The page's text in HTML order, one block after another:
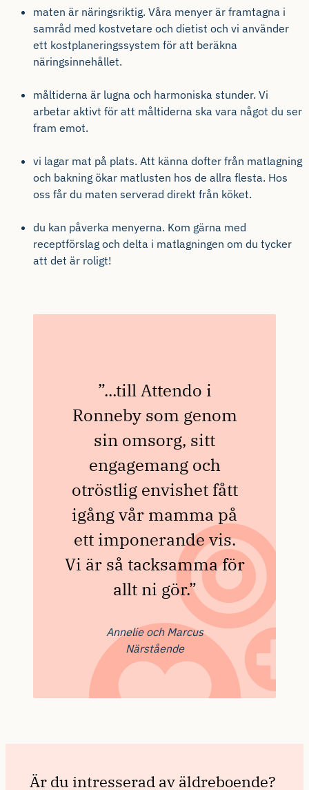
maten är näringsriktig. Våra menyer är framtagna i
samråd med kostvetare och dietist och vi använder
ett kostplaneringssystem för att beräkna
näringsinnehållet.
måltiderna är lugna och harmoniska stunder. Vi
arbetar aktivt för att måltiderna ska vara något du ser
fram emot.
vi lagar mat på plats. Att känna dofter från matlagning
och bakning ökar matlusten hos de allra flesta. Hos
oss får du maten serverad direkt från köket.
du kan påverka menyerna. Kom gärna med
receptförslag och delta i matlagningen om du tycker
att det är roligt!
”...till Attendo i
Ronneby som genom
sin omsorg, sitt
engagemang och
otröstlig envishet fått
igång vår mamma på
ett imponerande vis.
Vi är så tacksamma för
allt ni gör.”
Annelie och Marcus
Närstående